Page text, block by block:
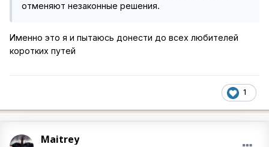
отменяют незаконные решения.
Именно это я и пытаюсь донести до всех любителей
коротких путей
1
Maitrey